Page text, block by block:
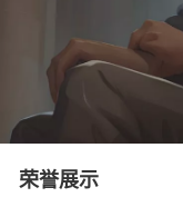
荣誉展示